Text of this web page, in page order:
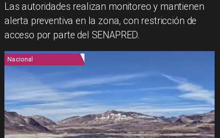
Las autoridades realizan monitoreo y mantienen
alerta preventiva en la zona, con restricción de
acceso por parte del SENAPRED.
Nacional